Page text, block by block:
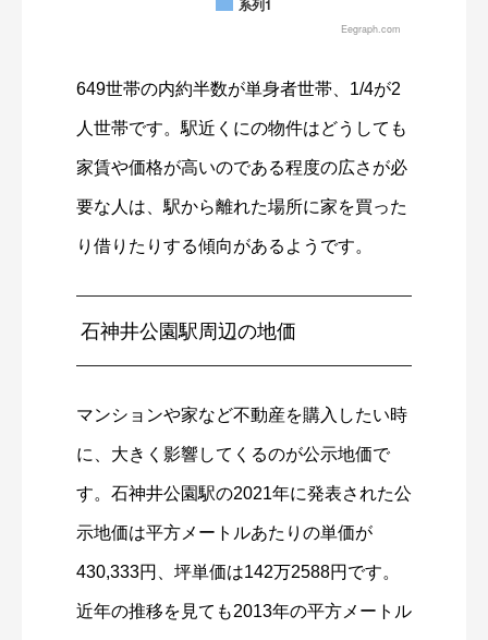
649世帯の内約半数が単身者世帯、1/4が2
人世帯です。駅近くにの物件はどうしても
家賃や価格が高いのである程度の広さが必
要な人は、駅から離れた場所に家を買った
り借りたりする傾向があるようです。
石神井公園駅周辺の地価
マンションや家など不動産を購入したい時
に、大きく影響してくるのが公示地価で
す。石神井公園駅の2021年に発表された公
示地価は平方メートルあたりの単価が
430,333円、坪単価は142万2588円です。
近年の推移を見ても2013年の平方メートル